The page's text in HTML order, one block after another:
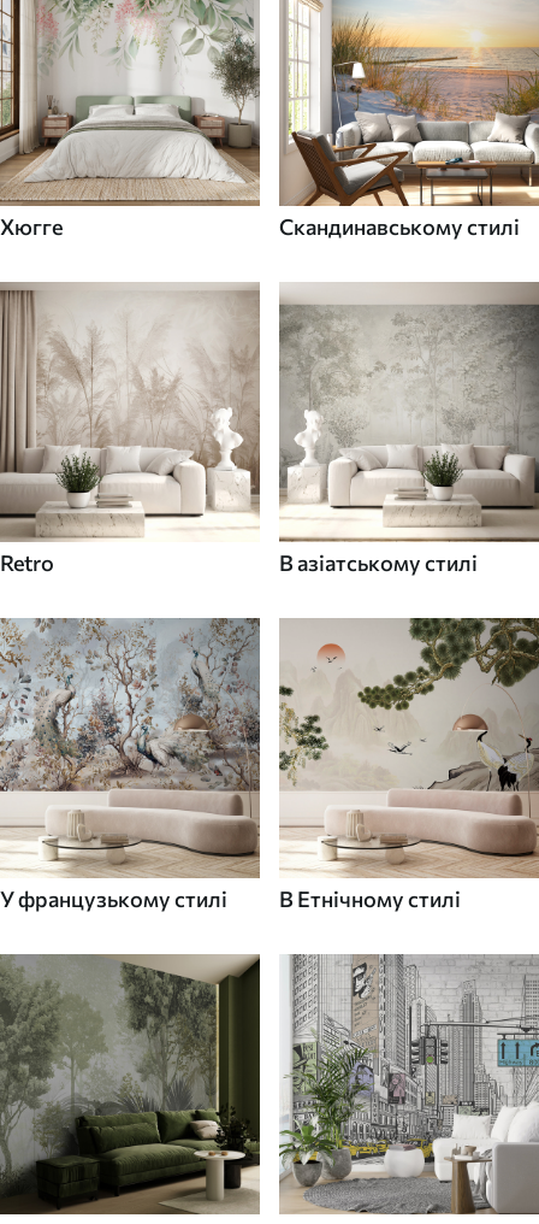
Хюгге Скандинавському стилі
Retro В азіатському стилі
У французькому стилі В Етнічному стилі